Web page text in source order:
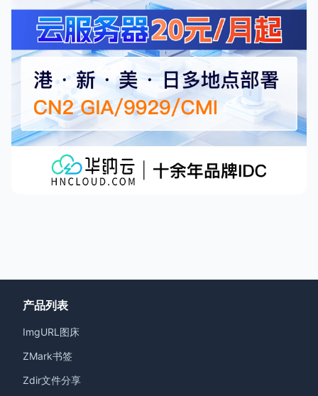
产品列表
ImgURL图床
ZMark书签
Zdir文件分享